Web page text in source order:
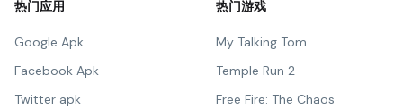
热门应用
Google Apk
Facebook Apk
Twitter apk
热门游戏
My Talking Tom
Temple Run 2
Free Fire: The Chaos